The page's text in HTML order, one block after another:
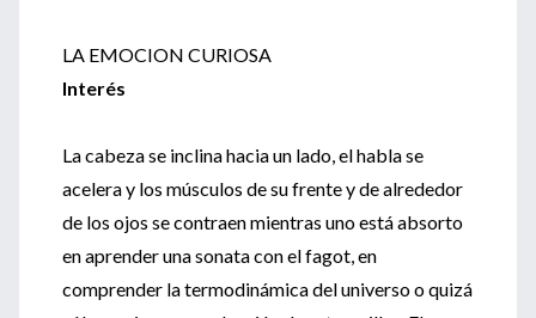
LA EMOCION CURIOSA
Interés
La cabeza se inclina hacia un lado, el habla se
acelera y los músculos de su frente y de alrededor
de los ojos se contraen mientras uno está absorto
en aprender una sonata con el fagot, en
comprender la termodinámica del universo o quizá